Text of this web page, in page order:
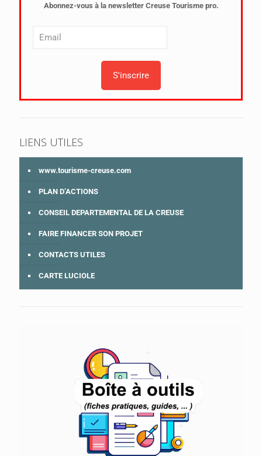
Abonnez-vous à la newsletter Creuse Tourisme pro.
LIENS UTILES
www.tourisme-creuse.com
PLAN D’ACTIONS
CONSEIL DEPARTEMENTAL DE LA CREUSE
FAIRE FINANCER SON PROJET
CONTACTS UTILES
CARTE LUCIOLE